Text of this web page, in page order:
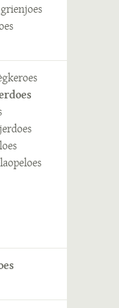
grienjoes